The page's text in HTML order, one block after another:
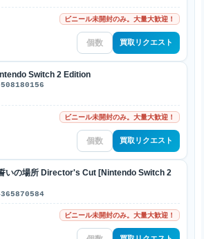
ビニール未開封のみ。大量大歓迎！
買取リクエスト
Switch 2 Edition
ビニール未開封のみ。大量大歓迎！
買取リクエスト
いの場所 Director's Cut [Nintendo Switch 2
ビニール未開封のみ。大量大歓迎！